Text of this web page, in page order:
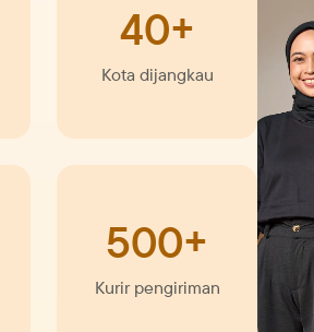
40+
Kota dijangkau
500+
Kurir pengiriman